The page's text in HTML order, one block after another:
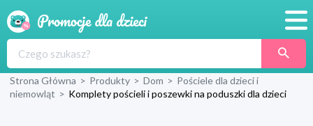
Produkty
Strona Główna > Produkty > Dom > Pościele dla dzieci i
niemowląt > Komplety pościeli i poszewki na poduszki dla dzieci